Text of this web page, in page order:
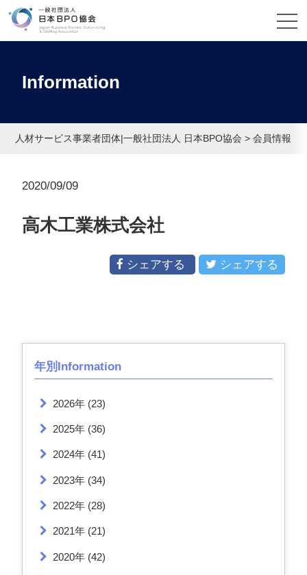
Information
人材サービス事業者団体|一般社団法人 日本BPO協会 >会員情報
2020/09/09
高木工業株式会社
シェアする シェアする
年別Information
2026年(23)
2025年(36)
2024年(41)
2023年(34)
2022年(28)
2021年(21)
2020年(42)